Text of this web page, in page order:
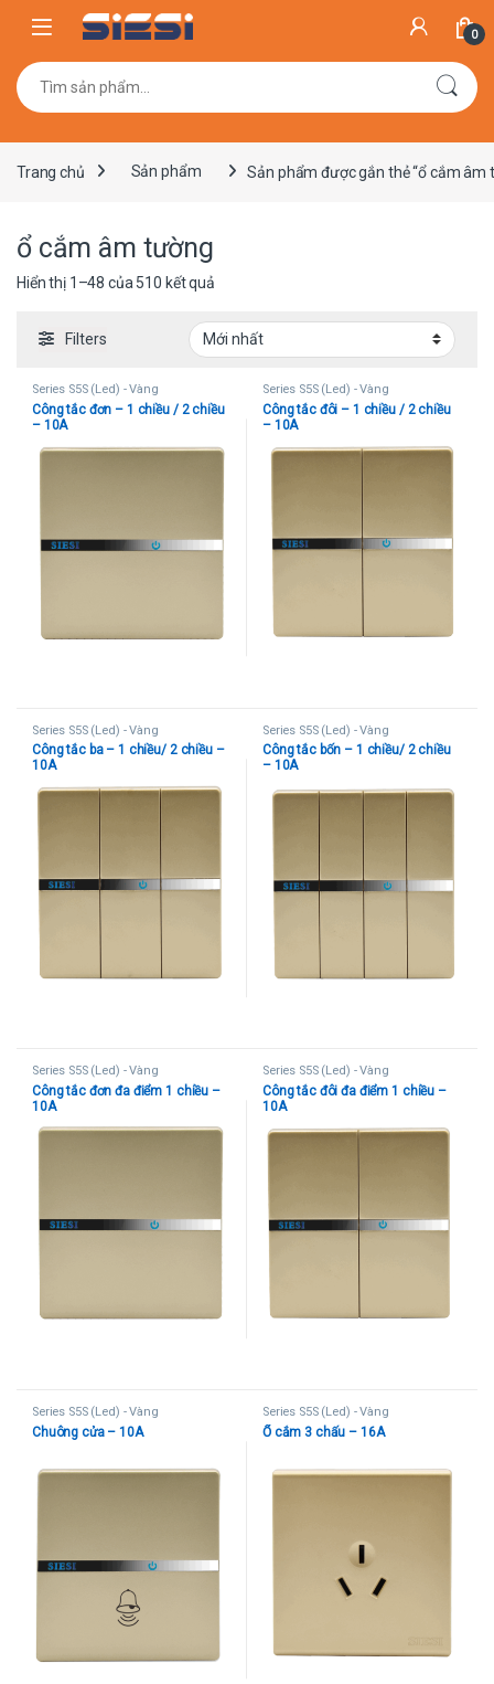
Skip to navigation
Skip to content
0
Tìm kiếm:
Trang chủ Sản phẩm Sản phẩm được gắn thẻ “ổ cắm âm
ổ cắm âm tường
Hiển thị 1–48 của 510 kết quảĐược sắp xếp theo mới nhất
Filters
Series S5S (Led) - Vàng
Công tắc đơn – 1 chiều / 2 chiều
– 10A
Series S5S (Led) - Vàng
Công tắc đôi – 1 chiều / 2 chiều
– 10A
Series S5S (Led) - Vàng
Công tắc ba – 1 chiều/ 2 chiều –
10A
Series S5S (Led) - Vàng
Công tắc bốn – 1 chiều/ 2 chiều
– 10A
Series S5S (Led) - Vàng
Công tắc đơn đa điểm 1 chiều –
10A
Series S5S (Led) - Vàng
Công tắc đôi đa điểm 1 chiều –
10A
Series S5S (Led) - Vàng
Chuông cửa – 10A
Series S5S (Led) - Vàng
Ổ cắm 3 chấu – 16A